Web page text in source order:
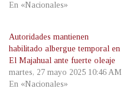
En «Nacionales»
Autoridades mantienen
habilitado albergue temporal en
El Majahual ante fuerte oleaje
martes, 27 mayo 2025 10:46 AM
En «Nacionales»